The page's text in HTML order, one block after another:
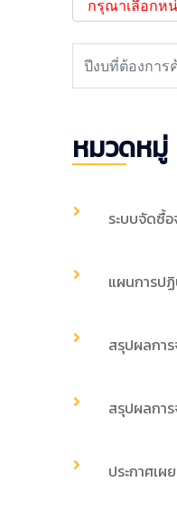
หมวดหมู่
ระบบจัดซื้
แผนการป
สรุปผลกา
สรุปผลกา
ประกาศเ